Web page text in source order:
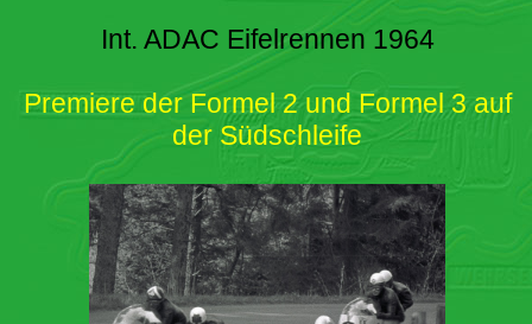
Int. ADAC Eifelrennen 1964
Premiere der Formel 2 und Formel 3 auf
der Südschleife